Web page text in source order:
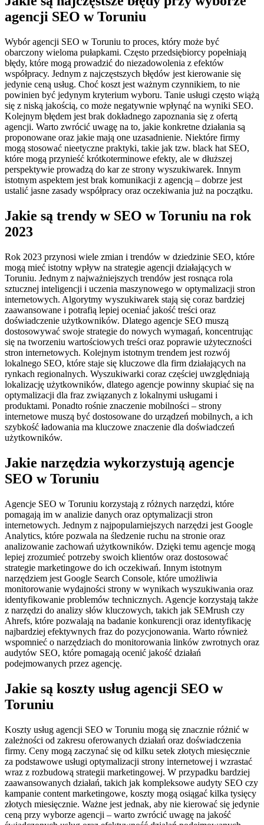
agencji SEO w Toruniu
Wybór agencji SEO w Toruniu to proces, który może być
obarczony wieloma pułapkami. Często przedsiębiorcy popełniają
błędy, które mogą prowadzić do niezadowolenia z efektów
współpracy. Jednym z najczęstszych błędów jest kierowanie się
jedynie ceną usług. Choć koszt jest ważnym czynnikiem, to nie
powinien być jedynym kryterium wyboru. Tanie usługi często wiążą
się z niską jakością, co może negatywnie wpłynąć na wyniki SEO.
Kolejnym błędem jest brak dokładnego zapoznania się z ofertą
agencji. Warto zwrócić uwagę na to, jakie konkretne działania są
proponowane oraz jakie mają one uzasadnienie. Niektóre firmy
mogą stosować nieetyczne praktyki, takie jak tzw. black hat SEO,
które mogą przynieść krótkoterminowe efekty, ale w dłuższej
perspektywie prowadzą do kar ze strony wyszukiwarek. Innym
istotnym aspektem jest brak komunikacji z agencją – dobrze jest
ustalić jasne zasady współpracy oraz oczekiwania już na początku.
Jakie są trendy w SEO w Toruniu na rok
2023
Rok 2023 przynosi wiele zmian i trendów w dziedzinie SEO, które
mogą mieć istotny wpływ na strategie agencji działających w
Toruniu. Jednym z najważniejszych trendów jest rosnąca rola
sztucznej inteligencji i uczenia maszynowego w optymalizacji stron
internetowych. Algorytmy wyszukiwarek stają się coraz bardziej
zaawansowane i potrafią lepiej oceniać jakość treści oraz
doświadczenie użytkowników. Dlatego agencje SEO muszą
dostosowywać swoje strategie do nowych wymagań, koncentrując
się na tworzeniu wartościowych treści oraz poprawie użyteczności
stron internetowych. Kolejnym istotnym trendem jest rozwój
lokalnego SEO, które staje się kluczowe dla firm działających na
rynkach regionalnych. Wyszukiwarki coraz częściej uwzględniają
lokalizację użytkowników, dlatego agencje powinny skupiać się na
optymalizacji dla fraz związanych z lokalnymi usługami i
produktami. Ponadto rośnie znaczenie mobilności – strony
internetowe muszą być dostosowane do urządzeń mobilnych, a ich
szybkość ładowania ma kluczowe znaczenie dla doświadczeń
użytkowników.
Jakie narzędzia wykorzystują agencje
SEO w Toruniu
Agencje SEO w Toruniu korzystają z różnych narzędzi, które
pomagają im w analizie danych oraz optymalizacji stron
internetowych. Jednym z najpopularniejszych narzędzi jest Google
Analytics, które pozwala na śledzenie ruchu na stronie oraz
analizowanie zachowań użytkowników. Dzięki temu agencje mogą
lepiej zrozumieć potrzeby swoich klientów oraz dostosować
strategie marketingowe do ich oczekiwań. Innym istotnym
narzędziem jest Google Search Console, które umożliwia
monitorowanie wydajności strony w wynikach wyszukiwania oraz
identyfikowanie problemów technicznych. Agencje korzystają także
z narzędzi do analizy słów kluczowych, takich jak SEMrush czy
Ahrefs, które pozwalają na badanie konkurencji oraz identyfikację
najbardziej efektywnych fraz do pozycjonowania. Warto również
wspomnieć o narzędziach do monitorowania linków zwrotnych oraz
audytów SEO, które pomagają ocenić jakość działań
podejmowanych przez agencję.
Jakie są koszty usług agencji SEO w
Toruniu
Koszty usług agencji SEO w Toruniu mogą się znacznie różnić w
zależności od zakresu oferowanych działań oraz doświadczenia
firmy. Ceny mogą zaczynać się od kilku setek złotych miesięcznie
za podstawowe usługi optymalizacji strony internetowej i wzrastać
wraz z rozbudową strategii marketingowej. W przypadku bardziej
zaawansowanych działań, takich jak kompleksowe audyty SEO czy
kampanie content marketingowe, koszty mogą osiągać kilka tysięcy
złotych miesięcznie. Ważne jest jednak, aby nie kierować się jedynie
ceną przy wyborze agencji – warto zwrócić uwagę na jakość